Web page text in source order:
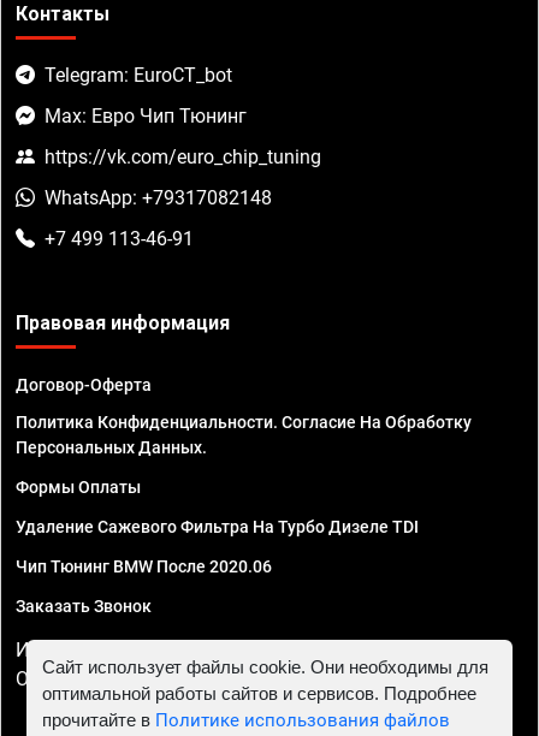
Контакты
Telegram: EuroCT_bot
Max: Евро Чип Тюнинг
https://vk.com/euro_chip_tuning
WhatsApp: +79317082148
+7 499 113-46-91
Правовая информация
Договор-Оферта
Политика Конфиденциальности. Согласие На Обработку
Персональных Данных.
Формы Оплаты
Удаление Сажевого Фильтра На Турбо Дизеле TDI
Чип Тюнинг BMW После 2020.06
Заказать Звонок
ИП Смирнов Георгий Павлович. ИНН 781302555843,
ОГРНИП 324470400032610
Сайт использует файлы cookie. Они необходимы для
оптимальной работы сайтов и сервисов. Подробнее
прочитайте в Политике использования файлов